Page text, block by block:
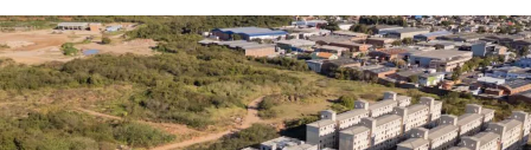
planejamento de construir
as 6 mil moradias,” declara
o Prefeito Airton Souza.